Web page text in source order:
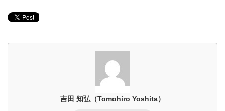
吉田 知弘（Tomohiro Yoshita）